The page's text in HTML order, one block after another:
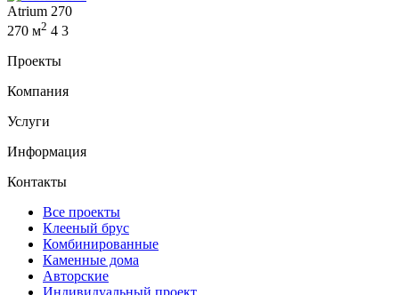
Atrium 270
270 м2 4 3
Проекты
Компания
Услуги
Информация
Контакты
Все проекты
Клееный брус
Комбинированные
Каменные дома
Авторские